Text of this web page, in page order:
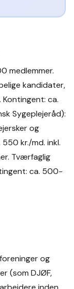
medlemmer.
kandidater,
ca.
Sygeplejeråd):
og
kr./md. inkl.
Tværfaglig
ca. 500-
og
(som DJØF,